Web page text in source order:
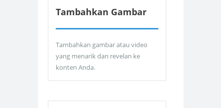
Tambahkan Gambar
Tambahkan gambar atau video
yang menarik dan revelan ke
konten Anda.